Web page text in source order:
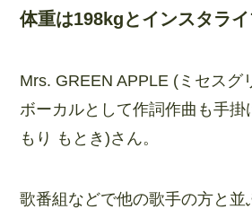
体重は198kgとインスタラ
Mrs. GREEN APPLE (ミセスグ
ボーカルとして作詞作曲も手掛
もり もとき)さん。
歌番組などで他の歌手の方と並